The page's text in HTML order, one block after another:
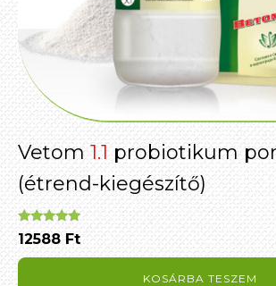
Vetom1.1probiotikum
(étrend-kiegészítő)
Értékelés:
5.00
/ 5
12588Ft
KOSÁRBA TESZEM